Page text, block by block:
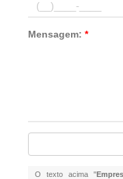
Mensagem:*
O texto acima "